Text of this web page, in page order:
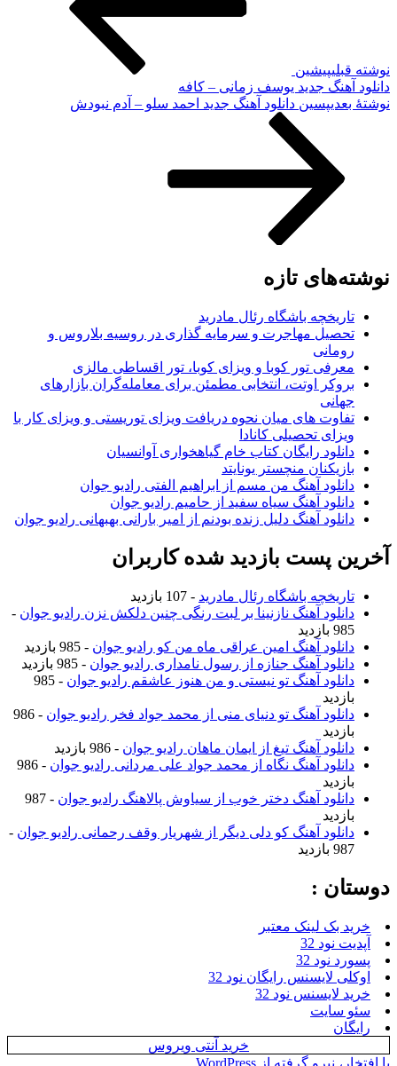
نوشته قبلیپیشین
دانلود آهنگ جدید یوسف زمانی – کافه
نوشته‌ٔ بعدیپسین دانلود آهنگ جدید احمد سلو – آدم نبودش
نوشته‌های تازه
تاریخچه باشگاه رئال مادرید
تحصیل مهاجرت و سرمایه گذاری در روسیه بلاروس و
رومانی
معرفی تور کوبا و ویزای کوبا، تور اقساطی مالزی
بروکر اوتت، انتخابی مطمئن برای معامله‌گران بازارهای
جهانی
تفاوت های میان نحوه دریافت ویزای توریستی و ویزای کار با
ویزای تحصیلی کانادا
دانلود رایگان کتاب خام گیاهخواری آوانسیان
بازیکنان منچستر یونایتد
دانلود آهنگ من مسم از ابراهیم الفتی رادیو جوان
دانلود آهنگ سیاه سفید از حامیم رادیو جوان
دانلود آهنگ دلیل زنده بودنم از امیر بارانی بهبهانی رادیو جوان
آخرین پست بازدید شده کاربران
تاریخچه باشگاه رئال مادرید - 107 بازدید
دانلود آهنگ نازنینا بر لبت رنگی چنین دلکش نزن رادیو جوان -
985 بازدید
دانلود آهنگ امین عراقی ماه من کو رادیو جوان - 985 بازدید
دانلود آهنگ جنازه از رسول نامداری رادیو جوان - 985 بازدید
دانلود آهنگ تو نیستی و من هنوز عاشقم رادیو جوان
- 985
بازدید
دانلود آهنگ تو دنیای منی از محمد جواد فخر رادیو جوان
- 986
بازدید
دانلود آهنگ تیغ از ایمان ماهان رادیو جوان - 986 بازدید
دانلود آهنگ نگاه از محمد جواد علی مردانی رادیو جوان
- 986
بازدید
دانلود آهنگ دختر خوب از سیاوش پالاهنگ رادیو جوان
- 987
بازدید
دانلود آهنگ کو دلی دیگر از شهریار وقف رحمانی رادیو جوان -
987 بازدید
دوستان :
خرید بک لینک معتبر
آپدیت نود 32
پسورد نود 32
اوکلی لایسنس رایگان نود 32
خرید لایسنس نود 32
سئو سایت
رایگان
خرید آنتی ویروس
با افتخار، نیرو گرفته از WordPress